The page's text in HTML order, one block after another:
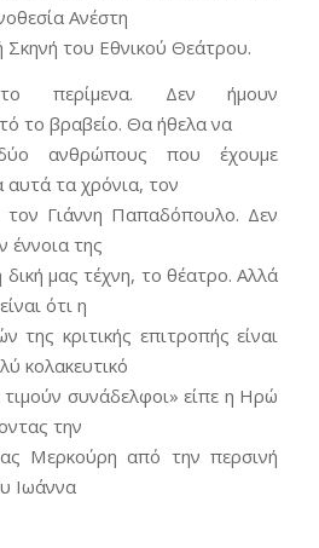
Ανέστη
Σκηνή του Εθνικού Θεάτρου.
περίμενα. Δεν ήμουν
το βραβείο. Θα ήθελα να
ανθρώπους που έχουμε
αυτά τα χρόνια, τον
Γιάννη Παπαδόπουλο. Δεν
έννοια της
δική μας τέχνη, το θέατρο. Αλλά
ότι η
της κριτικής επιτροπής είναι
κολακευτικό
τιμούν συνάδελφοι» είπε η Ηρώ
την
Μερκούρη από την περσινή
Ιωάννα